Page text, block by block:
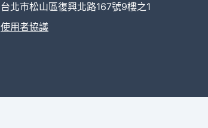
台北市松山區復興北路167號9樓之1
使用者協議